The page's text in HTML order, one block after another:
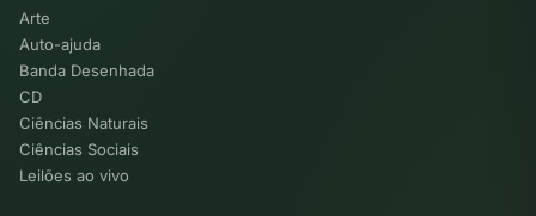
Arte
Auto-ajuda
Banda Desenhada
CD
Ciências Naturais
Ciências Sociais
Leilões ao vivo